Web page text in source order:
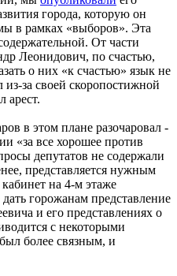
города, которую он
в рамках «выборов». Эта
От части
Леонидович, по счастью,
о них «к счастью» язык не
из-за своей скоропостижной
арест.
в этом плане разочаровал -
«за все хорошее против
депутатов не содержали
представляется нужным
на 4-м этаже
горожанам представление
и его представлениях о
с некоторыми
более связным, и